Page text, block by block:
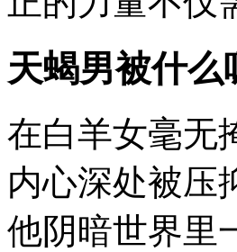
天蝎男被什么
在白羊女毫无
内心深处被压
他阴暗世界里